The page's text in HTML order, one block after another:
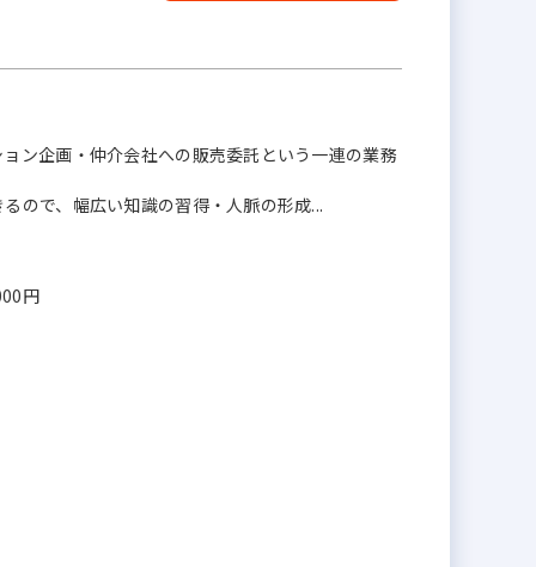
ン企画・仲介会社への販売委託という一連の業務
ので、幅広い知識の習得・人脈の形成...
円